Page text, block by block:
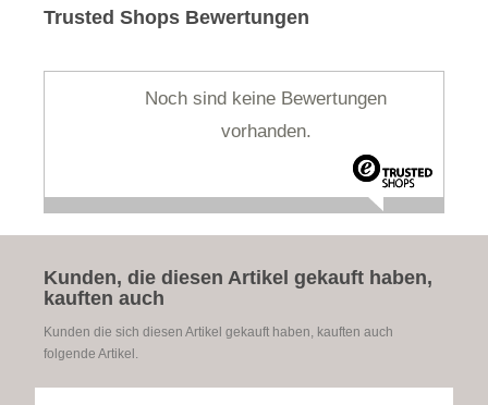
Trusted Shops Bewertungen
Noch sind keine Bewertungen
vorhanden.
Kunden, die diesen Artikel gekauft haben,
kauften auch
Kunden die sich diesen Artikel gekauft haben, kauften auch
folgende Artikel.